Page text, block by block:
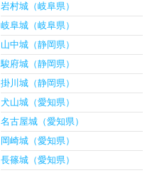
岩村城（岐阜県）
岐阜城（岐阜県）
山中城（静岡県）
駿府城（静岡県）
掛川城（静岡県）
犬山城（愛知県）
名古屋城（愛知県）
岡崎城（愛知県）
長篠城（愛知県）